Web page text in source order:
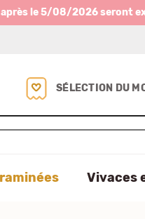
le 5/08/2026 seront
SÉLECTION DU
Vivaces